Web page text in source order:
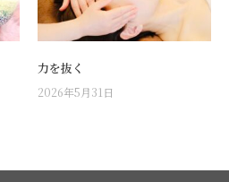
力を抜く
2026年5月31日